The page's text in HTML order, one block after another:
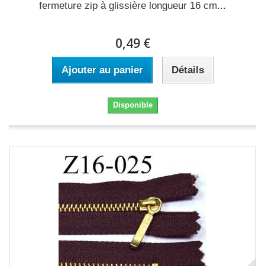
fermeture zip à glissière longueur 16 cm...
0,49 €
Ajouter au panier Détails
Disponible